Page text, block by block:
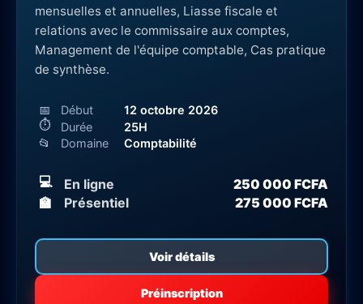
mensuelles et annuelles, Liasse fiscale et
relations avec le commissaire aux comptes,
Management de l'équipe comptable, Cas pratique
de synthèse.
📅 Début
12 octobre 2026
⏱
Durée
25H
📂
Domaine Comptabilité
💻 En ligne
250 000 FCFA
🏫
Présentiel 275 000 FCFA
Voir détails
Préinscription